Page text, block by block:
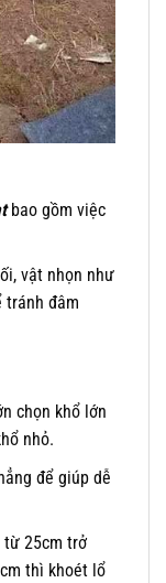
bao gồm việc
vật nhọn như
tránh đâm
chọn khổ lớn
nhỏ.
để giúp dễ
từ 25cm trở
thì khoét lổ